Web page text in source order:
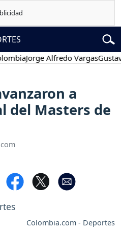
Jorge Alfredo VargasGustavo
a
del Masters de
Colombia.com - Deportes